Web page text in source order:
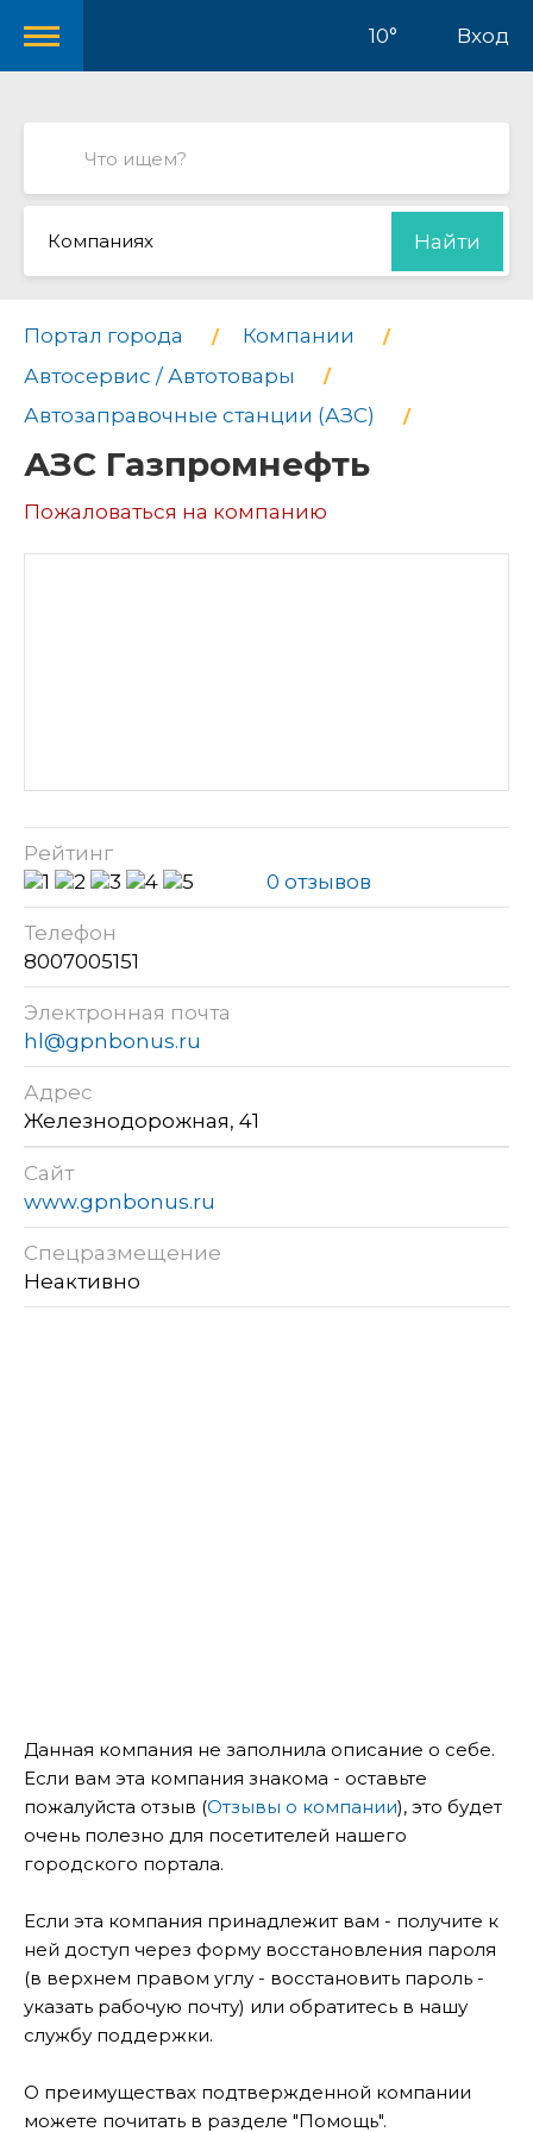
10° Вход
Компаниях Найти
Портал города
Компании
Автосервис / Автотовары
Автозаправочные станции (АЗС)
АЗС Газпромнефть
Пожаловаться на компанию
Рейтинг
0 отзывов
Телефон
8007005151
Электронная почта
hl@gpnbonus.ru
Адрес
Железнодорожная, 41
Сайт
www.gpnbonus.ru
Спецразмещение
Неактивно
Данная компания не заполнила описание о себе.
Если вам эта компания знакома - оставьте
пожалуйста отзыв (Отзывы о компании), это будет
очень полезно для посетителей нашего
городского портала.
Если эта компания принадлежит вам - получите к
ней доступ через форму восстановления пароля
(в верхнем правом углу - восстановить пароль -
указать рабочую почту) или обратитесь в нашу
службу поддержки.
О преимуществах подтвержденной компании
можете почитать в разделе "Помощь".